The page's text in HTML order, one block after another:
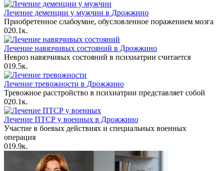
Лечение деменции у мужчин в Дрожжино
Приобретенное слабоумие, обусловленное поражением мозга
020.1к.
Лечение навязчивых состояний в Дрожжино
Невроз навязчивых состояний в психиатрии считается
019.5к.
Лечение тревожности в Дрожжино
Тревожное расстройство в психиатрии представляет собой
020.1к.
Лечение ПТСР у военных в Дрожжино
Участие в боевых действиях и специальных военных
операция
019.9к.